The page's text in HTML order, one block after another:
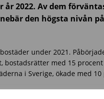
2022. Av dem
den högsta nivån
under 2021.
bostadsrätter med 15
i Sverige, ökade med 10
att tillgodose det långsiktiga